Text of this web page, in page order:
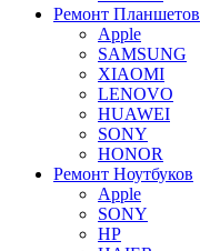
Ремонт Планшетов
Apple
SAMSUNG
XIAOMI
LENOVO
HUAWEI
SONY
HONOR
Ремонт Ноутбуков
Apple
SONY
HP